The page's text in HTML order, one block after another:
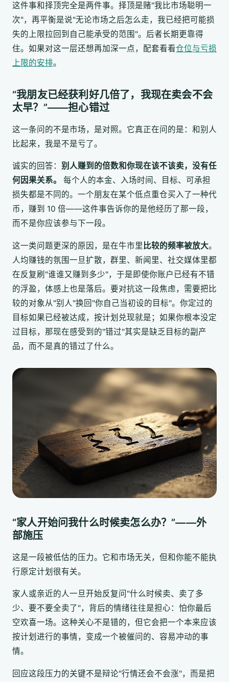
这件事和择顶完全是两件事。择顶是赌"我比市场聪明一
次"，再平衡是说"无论市场之后怎么走，我已经把可能损
失的上限拉回到自己能承受的范围"。后者长期更靠得
住。如果对这一层还想再加深一点，配套看看仓位与亏损
上限的安排。
“我朋友已经获利好几倍了，我现在卖会不会
太早？”——担心错过
这一条问的不是市场，是对照。它真正在问的是：和别人
比起来，我是不是亏了。
诚实的回答： 别人赚到的倍数和你现在该不该卖，没有任
何因果关系。
每个人的本金、入场时间、目标、可承担
损失都是不同的。一个朋友在某个低点重仓买入了一种代
币，赚到 10 倍——这件事告诉你的是他经历了那一段，
而不是你应该参与下一段。
这一类问题更深的原因，是在牛市里 比较的频率被放大。
人均赚钱的氛围一旦扩散，群里、新闻里、社交媒体里都
在反复刷"谁谁又赚到多少"，于是即使你账户已经有不错
的浮盈，体感上也是落后。要对抗这一段焦虑，需要把比
较的对象从"别人"换回"你自己当初设的目标"。你定过的
目标如果已经被达成，按计划兑现就是；如果你根本没定
过目标，那现在感受到的"错过"其实是缺乏目标的副产
品，而不是真的错过了什么。
“家人开始问我什么时候卖怎么办？”——外
部施压
这是一段被低估的压力。它和市场无关，但和你能不能执
行原定计划很有关。
家人或亲近的人一旦开始反复问"什么时候卖、卖了多
少、要不要全卖了"，背后的情绪往往是担心：怕你最后
空欢喜一场。这种关心不是错的，但它会把一个本来应该
按计划进行的事情，变成一个被催问的、容易冲动的事
情。
回应这段压力的关键不是辩论"行情还会不会涨"，而是把